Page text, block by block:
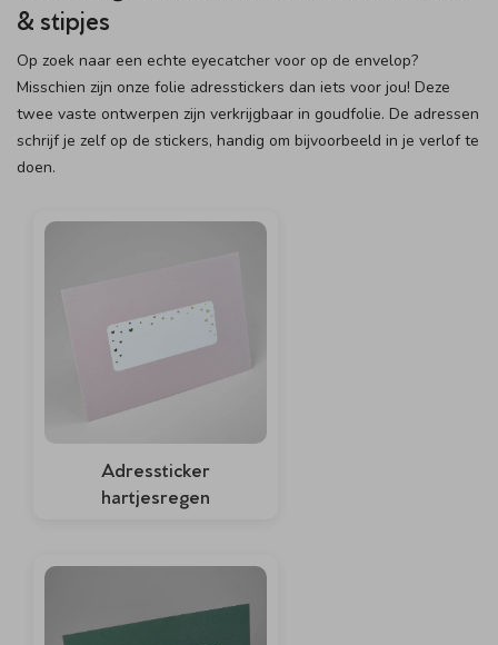
& stipjes
Op zoek naar een echte eyecatcher voor op de envelop?
Misschien zijn onze folie adresstickers dan iets voor jou! Deze
twee vaste ontwerpen zijn verkrijgbaar in goudfolie. De adressen
schrijf je zelf op de stickers, handig om bijvoorbeeld in je verlof te
doen.
Adressticker
hartjesregen